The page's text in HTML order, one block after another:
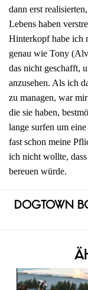
dann erst
Lebens haben
Hinterkopf habe ich
genau wie Tony
das nicht geschafft,
anzusehen. Als ich
zu managen, war
die sie haben,
lange surfen um
fast schon meine
ich nicht wollte,
bereuen würde.
Dogtown